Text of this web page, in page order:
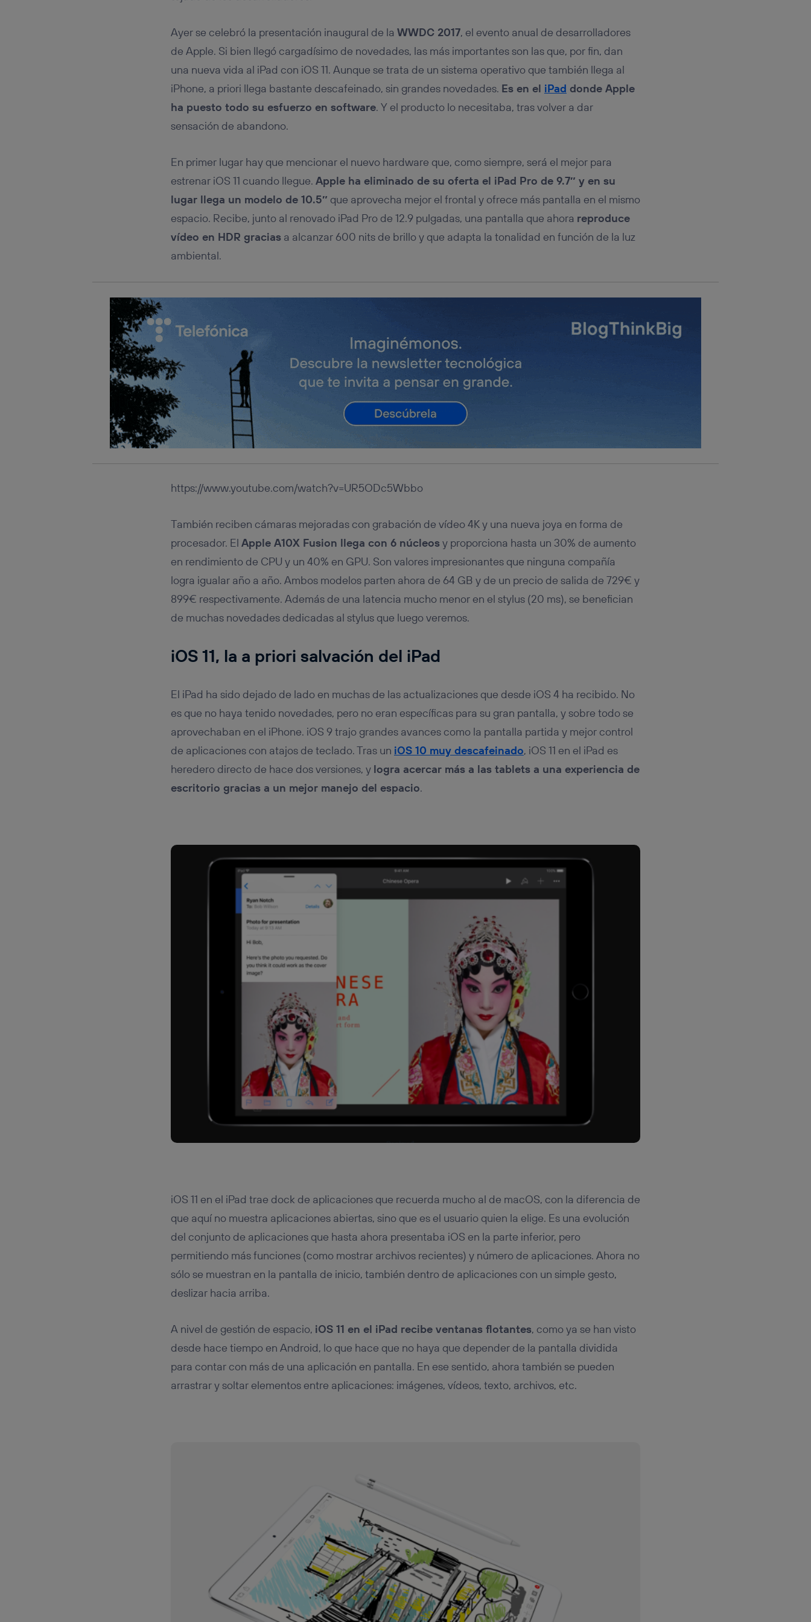
Ayer se celebró la presentación inaugural de la WWDC 2017, el evento anual de desarrolladores
de Apple. Si bien llegó cargadísimo de novedades, las más importantes son las que, por fin, dan
una nueva vida al iPad con iOS 11. Aunque se trata de un sistema operativo que también llega al
iPhone, a priori llega bastante descafeinado, sin grandes novedades. Es en el iPad donde Apple
ha puesto todo su esfuerzo en software. Y el producto lo necesitaba, tras volver a dar
sensación de abandono.
En primer lugar hay que mencionar el nuevo hardware que, como siempre, será el mejor para
estrenar iOS 11 cuando llegue. Apple ha eliminado de su oferta el iPad Pro de 9.7″ y en su
lugar llega un modelo de 10.5″ que aprovecha mejor el frontal y ofrece más pantalla en el mismo
espacio. Recibe, junto al renovado iPad Pro de 12.9 pulgadas, una pantalla que ahora reproduce
vídeo en HDR graciasa alcanzar 600 nits de brillo y que adapta la tonalidad en función de la luz
ambiental.
https://www.youtube.com/watch?v=UR5ODc5Wbbo
También reciben cámaras mejoradas con grabación de vídeo 4K y una nueva joya en forma de
procesador. El Apple A10X Fusion llega con 6 núcleosy proporciona hasta un 30% de aumento
en rendimiento de CPU y un 40% en GPU. Son valores impresionantes que ninguna compañía
logra igualar año a año. Ambos modelos parten ahora de 64 GB y de un precio de salida de 729€ y
899€ respectivamente. Además de una latencia mucho menor en el stylus (20 ms), se benefician
de muchas novedades dedicadas al stylus que luego veremos.
iOS 11, la a priori salvación del iPad
El iPad ha sido dejado de lado en muchas de las actualizaciones que desde iOS 4 ha recibido. No
es que no haya tenido novedades, pero no eran específicas para su gran pantalla, y sobre todo se
aprovechaban en el iPhone. iOS 9 trajo grandes avances como la pantalla partida y mejor control
de aplicaciones con atajos de teclado. Tras un iOS 10 muy descafeinado, iOS 11 en el iPad es
heredero directo de hace dos versiones, y logra acercar más a las tablets a una experiencia de
escritorio gracias a un mejor manejo del espacio.
iOS 11 en el iPad trae dock de aplicaciones que recuerda mucho al de macOS, con la diferencia de
que aquí no muestra aplicaciones abiertas, sino que es el usuario quien la elige. Es una evolución
del conjunto de aplicaciones que hasta ahora presentaba iOS en la parte inferior, pero
permitiendo más funciones (como mostrar archivos recientes) y número de aplicaciones. Ahora no
sólo se muestran en la pantalla de inicio, también dentro de aplicaciones con un simple gesto,
deslizar hacia arriba.
A nivel de gestión de espacio, iOS 11 en el iPad recibe ventanas flotantes, como ya se han visto
desde hace tiempo en Android, lo que hace que no haya que depender de la pantalla dividida
para contar con más de una aplicación en pantalla. En ese sentido, ahora también se pueden
arrastrar y soltar elementos entre aplicaciones: imágenes, vídeos, texto, archivos, etc.
Si utilizas una
conexión de banda ancha
realizará en función de las actividades de navegación de los miembros del hogar que
hayan dado su consentimiento.
únicamente en la navegación del usuario del móvil.
Puedes gestionar los consentimientos Utiq seleccionando “Administrar Utiq” en la parte
inferior de esta página web o visitando el
Para más información, consulta la